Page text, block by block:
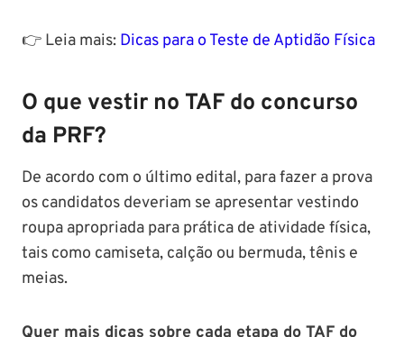
👉 Leia mais: Dicas para o Teste de Aptidão Física
O que vestir no TAF do concurso
da PRF?
De acordo com o último edital, para fazer a prova
os candidatos deveriam se apresentar vestindo
roupa apropriada para prática de atividade física,
tais como camiseta, calção ou bermuda, tênis e
meias.